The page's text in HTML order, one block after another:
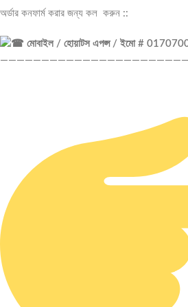
অর্ডার কনফার্ম করার জন্য কল করুন ::
মোবাইল / হোয়াটস এপপ্স / ইমো #